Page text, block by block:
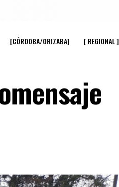
[CÓRDOBA/ORIZABA] [ REGIONAL ]